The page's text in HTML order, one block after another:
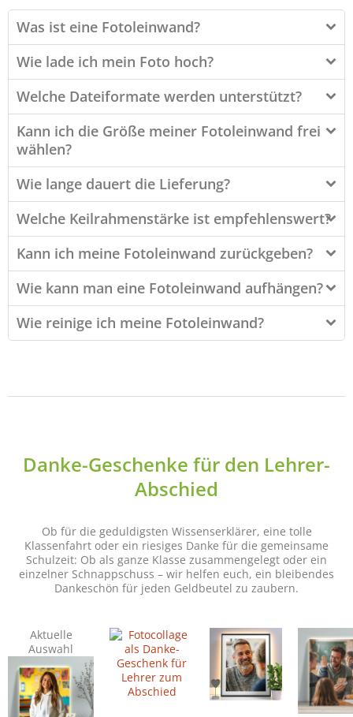
Was ist eine Fotoleinwand?
Wie lade ich mein Foto hoch?
Welche Dateiformate werden unterstützt?
Kann ich die Größe meiner Fotoleinwand frei
wählen?
Wie lange dauert die Lieferung?
Welche Keilrahmenstärke ist empfehlenswert?
Kann ich meine Fotoleinwand zurückgeben?
Wie kann man eine Fotoleinwand aufhängen?
Wie reinige ich meine Fotoleinwand?
Danke-Geschenke für den Lehrer-
Abschied
Ob für die geduldigsten Wissenserklärer, eine tolle
Klassenfahrt oder ein riesiges Danke für die gemeinsame
Schulzeit: Ob als ganze Klasse zusammengelegt oder ein
einzelner Schnappschuss – wir helfen euch, ein bleibendes
Dankeschön für jeden Geldbeutel zu zaubern.
Aktuelle
Auswahl